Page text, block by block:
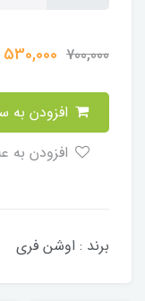
700,000
530,000
برند : اوشن فری